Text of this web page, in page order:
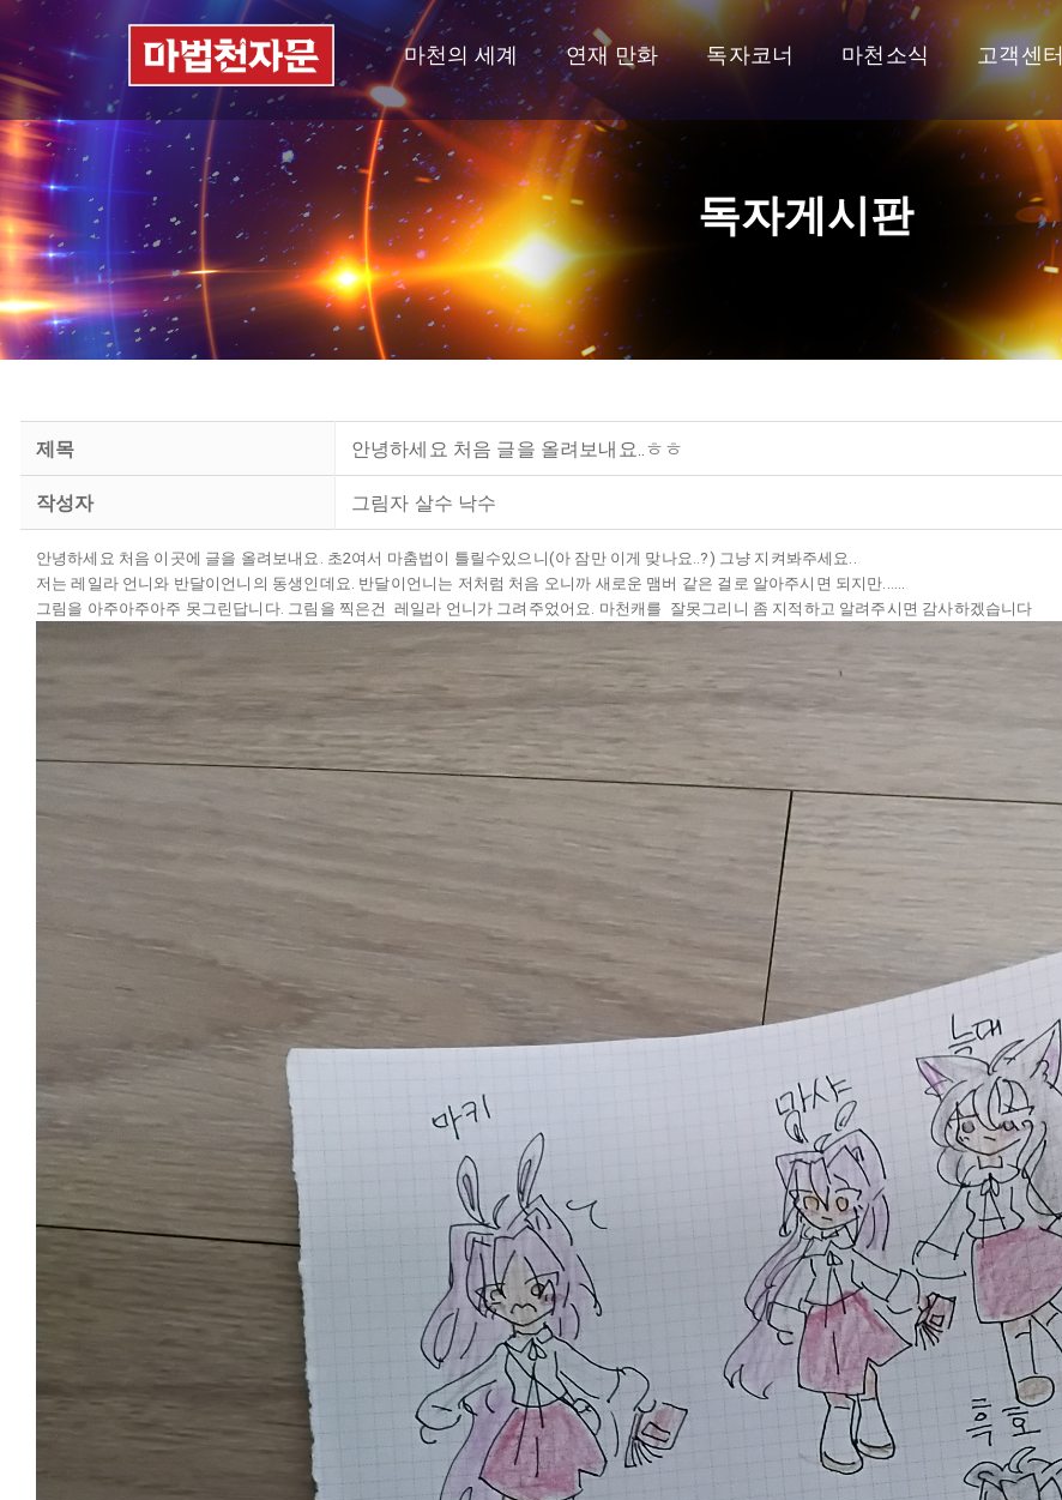
마천의 세계 연재 만화 독자코너 마천소식 고객센터
독자게시판
제목 안녕하세요 처음 글을 올려보내요..ㅎㅎ
작성자 그림자 살수 낙수
안녕하세요 처음 이곳에 글을 올려보내요. 초2여서 마춤법이 틀릴수있으니(아 잠만 이게 맞나요..?) 그냥 지켜봐주세요..
저는 레일라 언니와 반달이언니의 동생인데요. 반달이언니는 저처럼 처음 오니까 새로운 맴버 같은 걸로 알아주시면 되지만......
그림을 아주아주아주 못그린답니다. 그림을 찍은건 레일라 언니가 그려주었어요. 마천캐를 잘못그리니 좀 지적하고 알려주시면 감사하겠습니다